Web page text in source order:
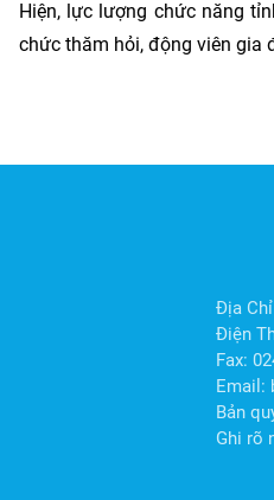
Hiện, lực lượng chức năng
chức thăm hỏi, động viên gia
Địa
Điện
Fax:
Email:
Bản
Ghi rõ